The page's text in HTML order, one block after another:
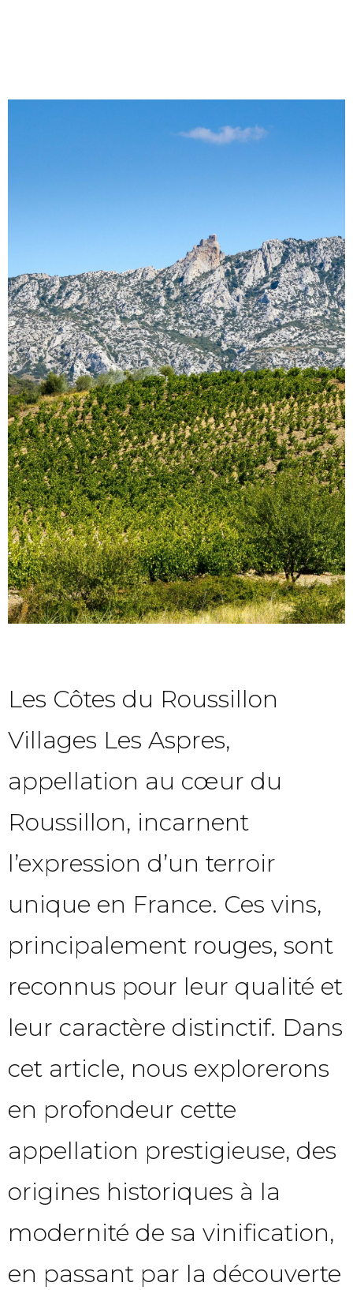
Les Côtes du Roussillon
Villages Les Aspres,
appellation au cœur du
Roussillon, incarnent
l’expression d’un terroir
unique en France. Ces vins,
principalement rouges, sont
reconnus pour leur qualité et
leur caractère distinctif. Dans
cet article, nous explorerons
en profondeur cette
appellation prestigieuse, des
origines historiques à la
modernité de sa vinification,
en passant par la découverte